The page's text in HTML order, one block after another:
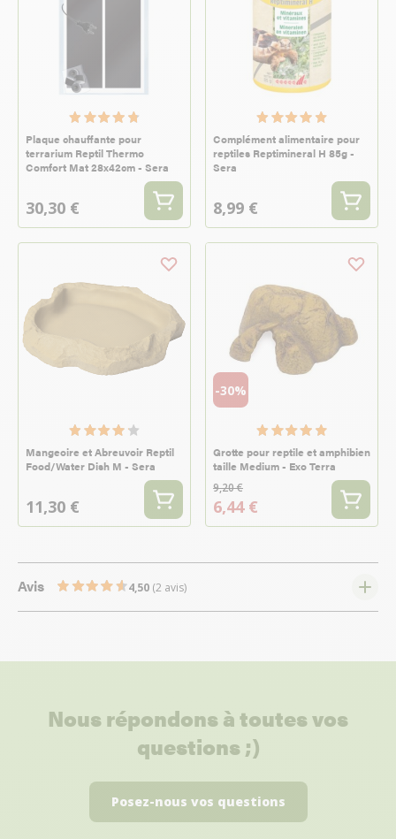
Plaque chauffante pour
terrarium Reptil Thermo
Comfort Mat 28x42cm - Sera
30,30 €
Complément alimentaire pour
reptiles Reptimineral H 85g -
Sera
8,99 €
Mangeoire et Abreuvoir Reptil
Food/Water Dish M - Sera
11,30 €
-30%
Grotte pour reptile et amphibien
taille Medium - Exo Terra
9,20 €
6,44 €
Avis 4,50 (2 avis)
Nous répondons à toutes vos
questions ;)
Posez-nous vos questions